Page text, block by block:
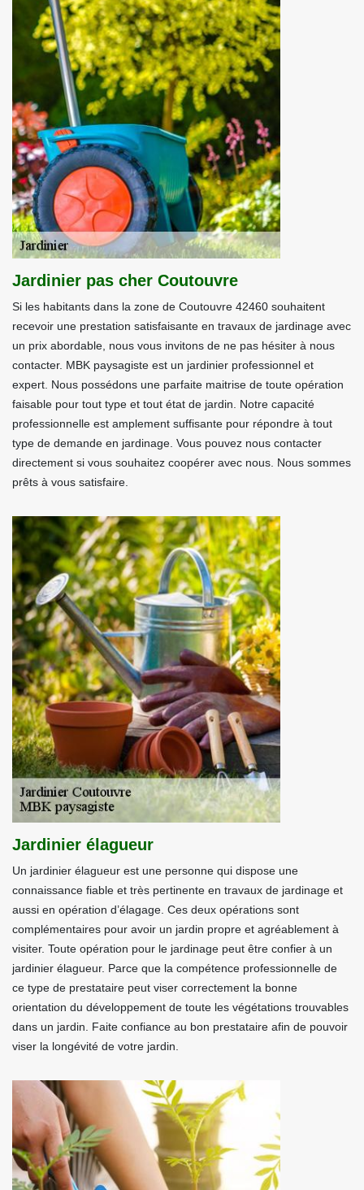
Jardinier pas cher Coutouvre
Si les habitants dans la zone de Coutouvre 42460 souhaitent
recevoir une prestation satisfaisante en travaux de jardinage avec
un prix abordable, nous vous invitons de ne pas hésiter à nous
contacter. MBK paysagiste est un jardinier professionnel et
expert. Nous possédons une parfaite maitrise de toute opération
faisable pour tout type et tout état de jardin. Notre capacité
professionnelle est amplement suffisante pour répondre à tout
type de demande en jardinage. Vous pouvez nous contacter
directement si vous souhaitez coopérer avec nous. Nous sommes
prêts à vous satisfaire.
Jardinier élagueur
Un jardinier élagueur est une personne qui dispose une
connaissance fiable et très pertinente en travaux de jardinage et
aussi en opération d’élagage. Ces deux opérations sont
complémentaires pour avoir un jardin propre et agréablement à
visiter. Toute opération pour le jardinage peut être confier à un
jardinier élagueur. Parce que la compétence professionnelle de
ce type de prestataire peut viser correctement la bonne
orientation du développement de toute les végétations trouvables
dans un jardin. Faite confiance au bon prestataire afin de pouvoir
viser la longévité de votre jardin.